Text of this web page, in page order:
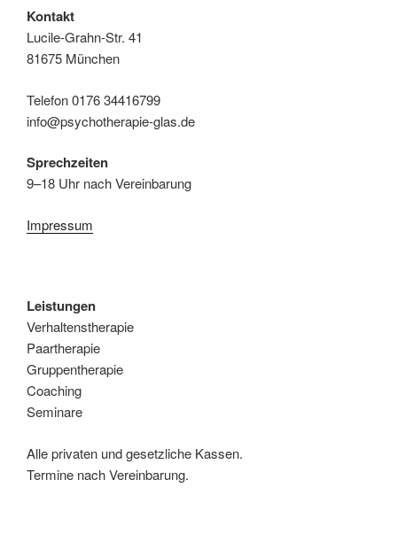
Kontakt
Lucile-Grahn-Str. 41
81675 München
Telefon 0176 34416799
info@psychotherapie-glas.de
Sprechzeiten
9–18 Uhr nach Vereinbarung
Impressum
Leistungen
Verhaltenstherapie
Paartherapie
Gruppentherapie
Coaching
Seminare
Alle privaten und gesetzliche Kassen.
Termine nach Vereinbarung.